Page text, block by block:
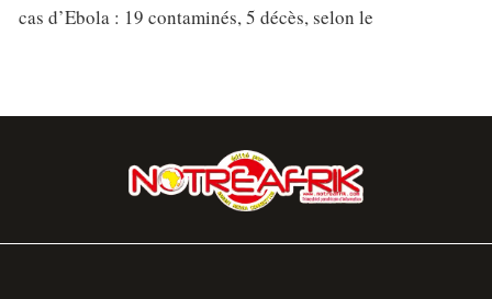
cas d’Ebola : 19 contaminés, 5 décès, selon le